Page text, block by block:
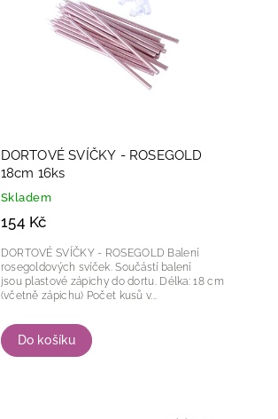
DORTOVÉ SVÍČKY - ROSEGOLD
18cm 16ks
Skladem
154 Kč
Do košíku
DORTOVÉ SVÍČKY - ROSEGOLD Balení
rosegoldových svíček. Součástí balení
jsou plastové zápichy do dortu. Délka: 18 cm
(včetně zápichu) Počet kusů v...